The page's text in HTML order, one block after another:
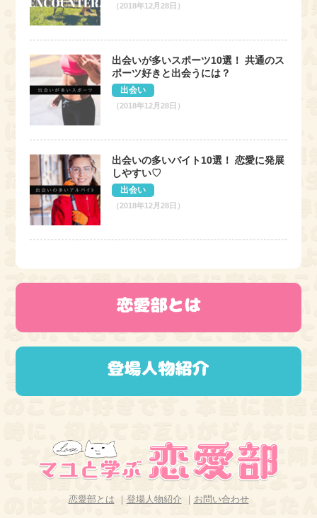
（2018年12月28日）
出会いが多いスポーツ10選！ 共通のス
ポーツ好きと出会うには？
出会い
（2018年12月28日）
出会いの多いバイト10選！ 恋愛に発展
しやすい♡
出会い
（2018年12月28日）
恋愛部とは ｜ 登場人物紹介 ｜ お問い合わせ